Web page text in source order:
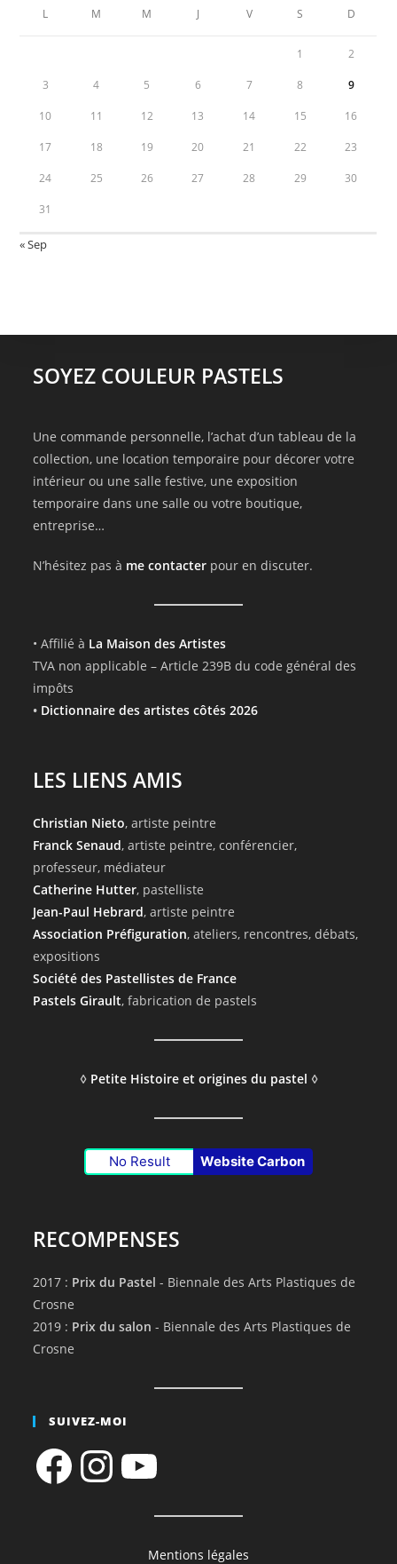
L M M J V S D
1 2
3 4 5 6 7 8 9
10 11 12 13 14 15 16
17 18 19 20 21 22 23
24 25 26 27 28 29 30
31
« Sep
SOYEZ COULEUR PASTELS
Une commande personnelle, l’achat d’un tableau de la
collection, une location temporaire pour décorer votre
intérieur ou une salle festive, une exposition
temporaire dans une salle ou votre boutique,
entreprise…
N’hésitez pas à me contacter pour en discuter.
• Affilié à La Maison des Artistes
TVA non applicable – Article 239B du code général des
impôts
• Dictionnaire des artistes côtés 2026
LES LIENS AMIS
Christian Nieto, artiste peintre
Franck Senaud, artiste peintre, conférencier,
professeur, médiateur
Catherine Hutter, pastelliste
Jean-Paul Hebrard, artiste peintre
Association Préfiguration, ateliers, rencontres, débats,
expositions
Société des Pastellistes de France
Pastels Girault, fabrication de pastels
◊ Petite Histoire et origines du pastel ◊
No Result Website Carbon
RECOMPENSES
2017 : Prix du Pastel - Biennale des Arts Plastiques de
Crosne
2019 : Prix du salon - Biennale des Arts Plastiques de
Crosne
SUIVEZ-MOI
FacebookInstagramYouTube
Mentions légales